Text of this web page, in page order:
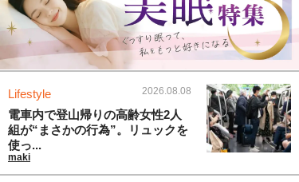
Lifestyle 2026.08.08
電車内で登山帰りの高齢女性2人
組が“まさかの行為”。リュックを
使っ...
maki